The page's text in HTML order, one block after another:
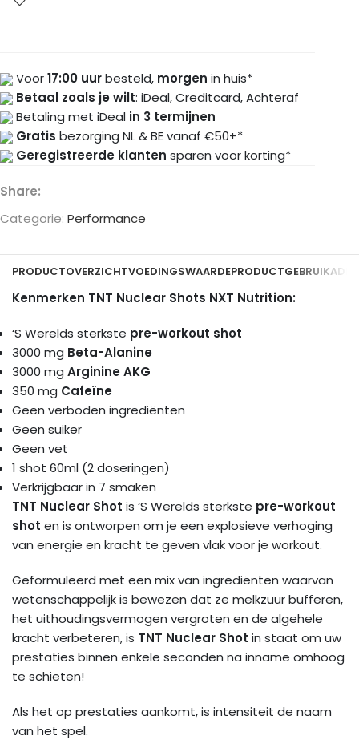
Voor17:00 uurbesteld, morgen in huis*
Betaal zoals je wilt: iDeal, Creditcard, Achteraf
Betaling met iDeal in 3 termijnen
Gratis bezorging NL & BE vanaf €50+*
Geregistreerde klanten sparen voor korting*
Share:
Categorie: Performance
PRODUCTOVERZICHTVOEDINGSWAARDEPRODUCTGEBRUIK
Kenmerken TNT Nuclear Shots NXT Nutrition:
‘S Werelds sterkste pre-workout shot
3000 mg Beta-Alanine
3000 mg Arginine AKG
350 mg Cafeïne
Geen verboden ingrediënten
Geen suiker
Geen vet
1 shot 60ml (2 doseringen)
Verkrijgbaar in 7 smaken
TNT Nuclear Shot is ‘S Werelds sterkste pre-workout
shot en is ontworpen om je een explosieve verhoging
van energie en kracht te geven vlak voor je workout.
Geformuleerd met een mix van ingrediënten waarvan
wetenschappelijk is bewezen dat ze melkzuur bufferen,
het uithoudingsvermogen vergroten en de algehele
kracht verbeteren, is TNT Nuclear Shot in staat om uw
prestaties binnen enkele seconden na inname omhoog
te schieten!
Als het op prestaties aankomt, is intensiteit de naam
van het spel.